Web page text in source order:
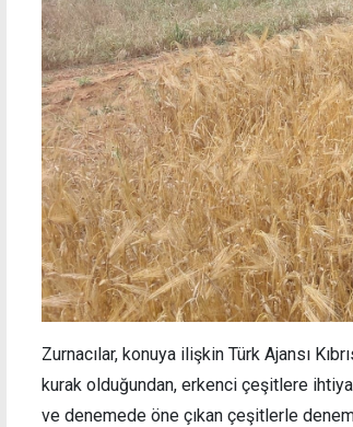
Zurnacılar, konuya ilişkin Türk Ajansı
kurak olduğundan, erkenci çeşitlere
ve denemede öne çıkan çeşitlerle